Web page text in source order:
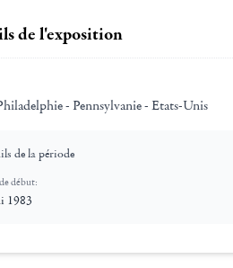
de l'exposition
- Pennsylvanie - Etats-Unis
de la période
début:
1983